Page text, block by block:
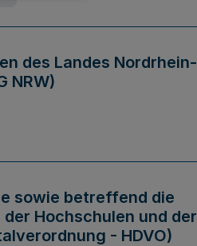
des Landes Nordrhein-
NRW)
sowie betreffend die
Hochschulen und der
- HDVO)